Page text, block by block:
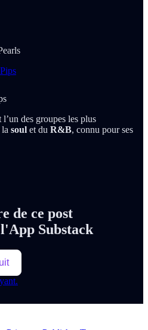
l’un des groupes les plus
soul et du R&B, connu pour ses
de ce post
Substack